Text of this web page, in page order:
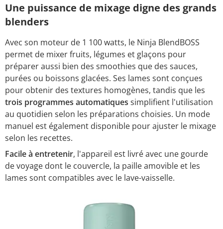
Une puissance de mixage digne des grands
blenders
Avec son moteur de 1 100 watts, le Ninja BlendBOSS
permet de mixer fruits, légumes et glaçons pour
préparer aussi bien des smoothies que des sauces,
purées ou boissons glacées. Ses lames sont conçues
pour obtenir des textures homogènes, tandis que les
trois programmes automatiques simplifient l'utilisation
au quotidien selon les préparations choisies. Un mode
manuel est également disponible pour ajuster le mixage
selon les recettes.
Facile à entretenir, l'appareil est livré avec une gourde
de voyage dont le couvercle, la paille amovible et les
lames sont compatibles avec le lave-vaisselle.